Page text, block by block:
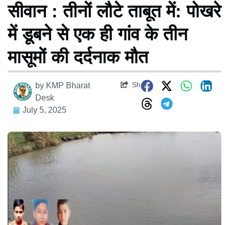
सीवान : तीनों लौटे ताबूत में: पोखरे
में डूबने से एक ही गांव के तीन
मासूमों की दर्दनाक मौत
by KMP Bharat
Desk
July 5, 2025
Share